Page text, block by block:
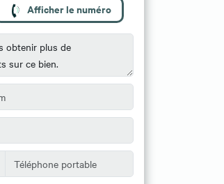
Afficher le numéro